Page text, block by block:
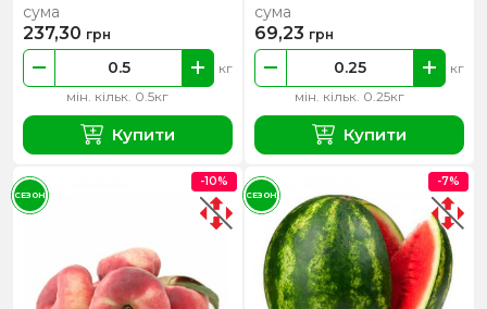
мін. кільк. 0.5кг
кг
сума
237,30 грн
Купити
мін. кільк. 0.25кг
кг
сума
69,23 грн
Купити
-10%
СЕЗОН
-7%
СЕЗОН